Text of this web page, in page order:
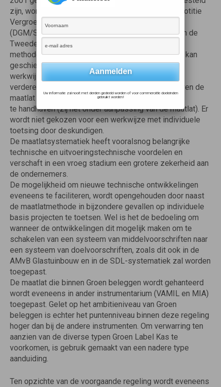
zijn, worden in deze regeling aangescherpt. In de notitie
Vergroenen Regeling groenprojecten
(DGM/SB/20011068954), die in augustus 2001 aan de
Tweede Kamer is gezonden, zijn twee mogelijke
methoden genoemd waarlangs deze aanscherping kan
geschieden maar is in het midden gelaten welke
werkwijze hierbij gevolgd zal worden. Bij de
verdere uitwerking wordt er de voorkeur aan gegeven de
maatlat systematiek
te handhaven (zij het onder aanpassing van de maatlat). Er
wordt niet gekozen voor een werkwijze met individuele
toetsing door deskundigen.
De maatlatsystematiek heeft vooralsnog belangrijke
technische en uitvoeringstechnische voordelen en
verschaft in een vroeg stadium een grotere zekerheid aan
de ondernemers.
De mogelijkheid om nieuwe technische ontwikkelingen
eveneens te faciliteren, wordt opengehouden door naast
de maatlatmethode in bijzondere gevallen op individuele
basis projecten te toetsen. Wel is het de bedoeling om
wanneer de ontwikkelingen dit mogelijk maken om te
schakelen van een systeem van middelvoorschriften naar
een systeem van doelvoorschriften, zoals dit ook in de
AMvB Glastuinbouw en in de SDL-systematiek zal worden
toegepast.
De maatlat die binnen Groen beleggen wordt gehanteerd
wordt eveneens in ander instrumentarium (VAMIL en MIA)
toegepast. Gelet op het ambitieniveau van Groen
beleggen is echter het puntenniveau binnen deze regeling
hoger dan bij de andere instrumenten. Om verwarring ten
aanzien van de diverse typen Groen Label Kas te
voorkomen, is gebruik gemaakt van een nadere type
aanduiding.
Ten opzichte van de voorgaande regeling wordt eveneens
Uw informatie zal nooit met derden gedeeld worden of voor commerciële doeleinden
gebruikt worden!